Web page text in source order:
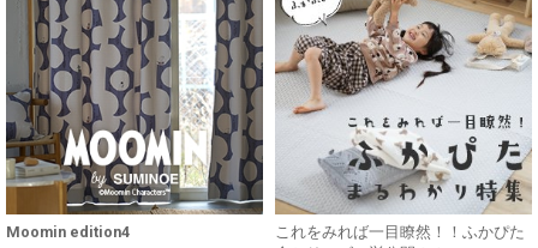
Moomin edition4
これをみれば一目瞭然！！ふかぴた